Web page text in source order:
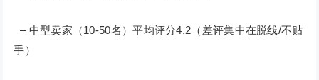
– 中型卖家（10-50名）平均评分4.2（差评集中在脱线/不贴
手）